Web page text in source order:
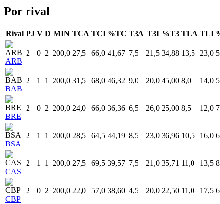
Por rival
Rival PJ V D MIN TCA TCI %TC T3A T3I %T3 TLA TLI
ARB
2 0 2 200,0 27,5 66,0 41,67 7,5 21,5 34,88 13,5 23,0
BAB
2 1 1 200,0 31,5 68,0 46,32 9,0 20,0 45,00 8,0 14,0
BRE
2 0 2 200,0 24,0 66,0 36,36 6,5 26,0 25,00 8,5 12,0
BSA
2 1 1 200,0 28,5 64,5 44,19 8,5 23,0 36,96 10,5 16,0
CAS
2 1 1 200,0 27,5 69,5 39,57 7,5 21,0 35,71 11,0 13,5
CBP
2 0 2 200,0 22,0 57,0 38,60 4,5 20,0 22,50 11,0 17,5